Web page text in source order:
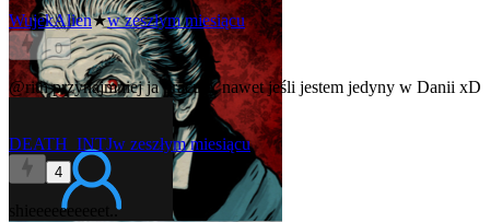
WujekAlien★w zeszłym miesiącu
0
@rithprzynajmniej ja pracuję, nawet jeśli jestem jedyny w Danii xD
DEATH_INTJw zeszłym miesiącu
4
shieeeeeeeeeet..